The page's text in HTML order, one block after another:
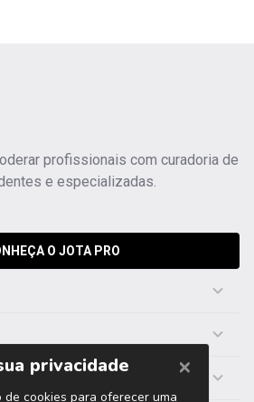
profissionais com curadoria de
e especializadas.
O JOTA PRO